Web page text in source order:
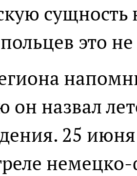
это
он назвал
25